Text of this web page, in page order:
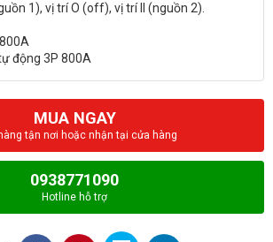
1), vị trí O (off), vị trí II (nguồn 2).
MUA NGAY
tận nơi hoặc nhận tại cửa hàng
0938771090
Hotline hỗ trợ